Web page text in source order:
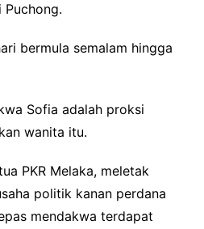
bermula semalam hingga
Sofia adalah proksi
wanita itu.
PKR Melaka, meletak
politik kanan perdana
mendakwa terdapat